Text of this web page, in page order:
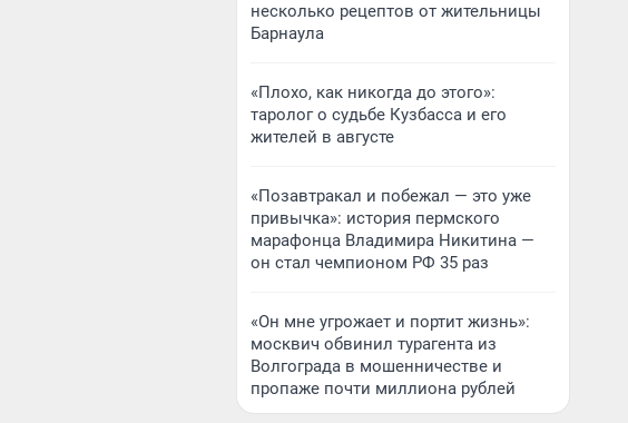
несколько рецептов от жительницы
Барнаула
«Плохо, как никогда до этого»:
таролог о судьбе Кузбасса и его
жителей в августе
«Позавтракал и побежал — это уже
привычка»: история пермского
марафонца Владимира Никитина —
он стал чемпионом РФ 35 раз
«Он мне угрожает и портит жизнь»:
москвич обвинил турагента из
Волгограда в мошенничестве и
пропаже почти миллиона рублей